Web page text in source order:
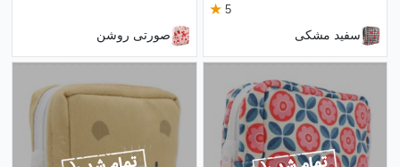
5
★
سفید مشکی صورتی روشن